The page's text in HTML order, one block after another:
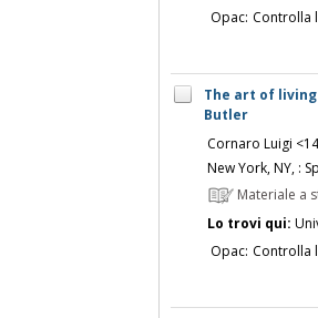
Opac: Controlla
The art of
Butler
Cornaro Luigi
New York, NY, :
Materiale a
Lo trovi qui:
Opac: Controlla